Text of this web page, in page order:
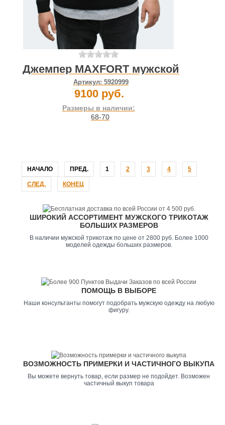
Джемпер MAXFORT мужской
Артикул: 5920999
9100 руб.
Размеры в наличии:
68-70
НАЧАЛО ПРЕД. 1 2 3 4 5
СЛЕД. КОНЕЦ
ШИРОКИЙ АССОРТИМЕНТ МУЖСКОГО ТРИКОТАЖ
БОЛЬШИХ РАЗМЕРОВ
В наличии мужской трикотаж по цене от 2800 руб. Более 1000
моделей одежды больших размеров.
ПОМОЩЬ В ВЫБОРЕ
Наши консультанты помогут подобрать мужскую одежду на любую
фигуру.
ВОЗМОЖНОСТЬ ПРИМЕРКИ И ЧАСТИЧНОГО ВЫКУПА
Вы можете вернуть товар, если размер не подойдет. Возможен
частичный выкуп товара